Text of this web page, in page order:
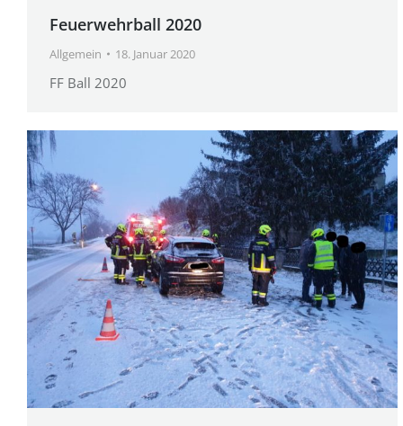
Feuerwehrball 2020
Allgemein 18. Januar 2020
FF Ball 2020